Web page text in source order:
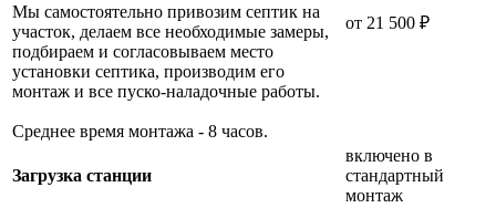
Мы самостоятельно привозим септик на
участок, делаем все необходимые замеры,
подбираем и согласовываем место
установки септика, производим его
монтаж и все пуско-наладочные работы.
Среднее время монтажа - 8 часов.
от 21 500 ₽
Загрузка станции
включено в
стандартный
монтаж